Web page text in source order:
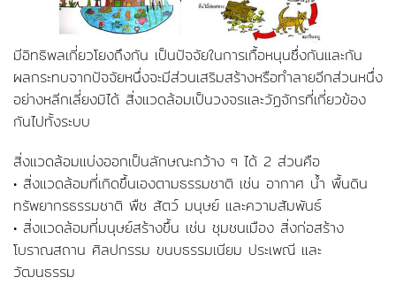
มีอิทธิพลเกี่ยวโยงถึงกัน เป็นปัจจัยในการเกื้อหนุนซึ่งกันและกัน
ผลกระทบจากปัจจัยหนึ่งจะมีส่วนเสริมสร้างหรือทำลายอีกส่วนหนึ่ง
อย่างหลีกเลี่ยงมิได้ สิ่งแวดล้อมเป็นวงจรและวัฏจักรที่เกี่ยวข้อง
กันไปทั้งระบบ
สิ่งแวดล้อมแบ่งออกเป็นลักษณะกว้าง ๆ ได้ 2 ส่วนคือ
• สิ่งแวดล้อมที่เกิดขึ้นเองตามธรรมชาติ เช่น อากาศ น้ำ พื้นดิน
ทรัพยากรธรรมชาติ พืช สัตว์ มนุษย์ และความสัมพันธ์
• สิ่งแวดล้อมที่มนุษย์สร้างขึ้น เช่น ชุมชนเมือง สิ่งก่อสร้าง
โบราณสถาน ศิลปกรรม ขนบธรรมเนียม ประเพณี และ
วัฒนธรรม